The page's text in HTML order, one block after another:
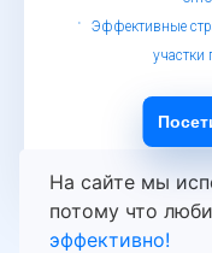
Эффективные
участки
©
На сайте мы
потому что
эффективно!